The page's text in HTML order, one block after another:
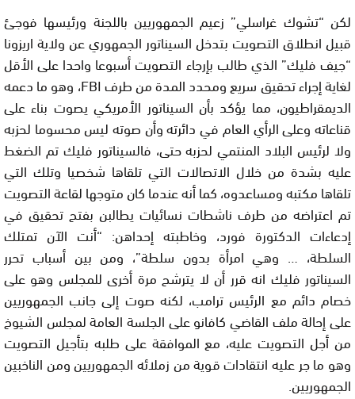
لكن “تشوك غراسلي” زعيم الجمهوريين باللجنة ورئيسها فوجئ
قبيل انطلاق التصويت بتدخل السيناتور الجمهوري عن ولاية اريزونا
“جيف فليك” الذي طالب بإرجاء التصويت أسبوعا واحدا على الأقل
لغاية إجراء تحقيق سريع ومحدد المدة من طرف FBI، وهو ما دعمه
الديمقراطيون، مما يؤكد بأن السيناتور الأمريكي يصوت بناء على
قناعاته وعلى الرأي العام في دائرته وأن صوته ليس محسوما لحزبه
ولا لرئيس البلاد المنتمي لحزبه حتى، فالسيناتور فليك تم الضغط
عليه بشدة من خلال الاتصالات التي تلقاها شخصيا وتلك التي
تلقاها مكتبه ومساعدوه، كما أنه عندما كان متوجها لقاعة التصويت
تم اعتراضه من طرف ناشطات نسائيات يطالبن بفتح تحقيق في
إدعاءات الدكتورة فورد، وخاطبته إحداهن: “أنت الآن تمتلك
السلطة، … وهي امرأة بدون سلطة”، ومن بين أسباب تحرر
السيناتور فليك انه قرر أن لا يترشح مرة أخرى للمجلس وهو على
خصام دائم مع الرئيس ترامب، لكنه صوت إلى جانب الجمهوريين
على إحالة ملف القاضي كافانو على الجلسة العامة لمجلس الشيوخ
من أجل التصويت عليه، مع الموافقة على طلبه بتأجيل التصويت
وهو ما جر عليه انتقادات قوية من زملائه الجمهوريين ومن الناخبين
الجمهوريين.